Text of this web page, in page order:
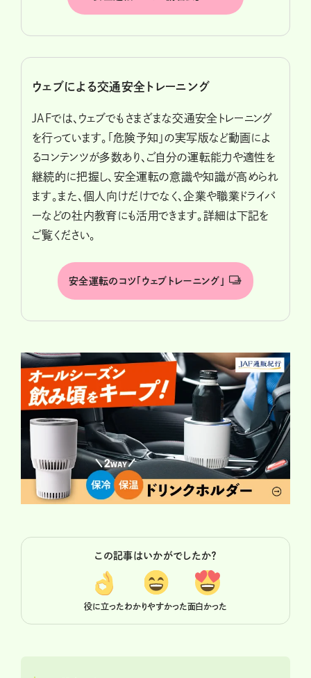
ウェブによる交通安全トレーニング
JAFでは、ウェブでもさまざまな交通安全トレーニング
を行っています。「危険予知」の実写版など動画によ
るコンテンツが多数あり、ご自分の運転能力や適性を
継続的に把握し、安全運転の意識や知識が高められ
ます。また、個人向けだけでなく、企業や職業ドライバ
ーなどの社内教育にも活用できます。詳細は下記を
ご覧ください。
安全運転のコツ「ウェブトレーニング」
この記事はいかがでしたか？
役に立ったわかりやすかった面白かった